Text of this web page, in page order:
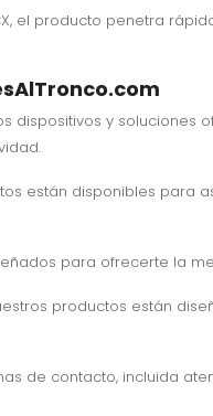
el producto penetra
dispositivos y soluciones
están disponibles para
para ofrecerte la
productos están
de contacto, incluida